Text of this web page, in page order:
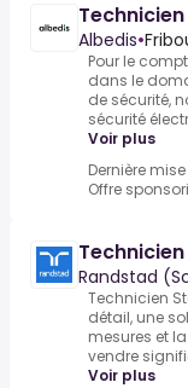
Albedis•
Pour le
dans le
de sécurité,
sécurité
Voir plus
Dernière
Offre
Randstad
Technicien
détail, une
mesures et
vendre
Voir plus